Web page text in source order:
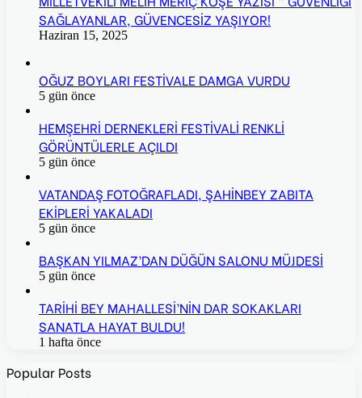
SAĞLAYANLAR, GÜVENCESİZ YAŞIYOR!
Haziran 15, 2025
OĞUZ BOYLARI FESTİVALE DAMGA VURDU
5 gün önce
HEMŞEHRİ DERNEKLERİ FESTİVALİ RENKLİ
GÖRÜNTÜLERLE AÇILDI
5 gün önce
VATANDAŞ FOTOĞRAFLADI, ŞAHİNBEY ZABITA
EKİPLERİ YAKALADI
5 gün önce
BAŞKAN YILMAZ’DAN DÜĞÜN SALONU MÜJDESİ
5 gün önce
TARİHİ BEY MAHALLESİ’NİN DAR SOKAKLARI
SANATLA HAYAT BULDU!
1 hafta önce
Popular Posts